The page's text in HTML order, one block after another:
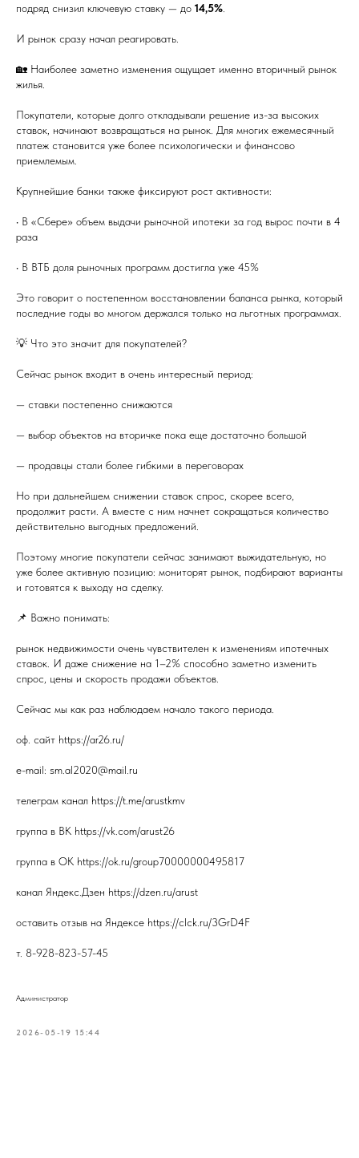
подряд снизил ключевую ставку — до 14,5%
И рынок сразу начал реагировать.
🏡 Наиболее заметно изменения ощущает именно вторичный рынок
жилья.
Покупатели, которые долго откладывали решение из-за высоких
ставок, начинают возвращаться на рынок. Для многих ежемесячный
платеж становится уже более психологически и финансово
приемлемым.
Крупнейшие банки также фиксируют рост активности:
• В «Сбере» объем выдачи рыночной ипотеки за год вырос почти в 4
раза
• В ВТБ доля рыночных программ достигла уже 45%
Это говорит о постепенном восстановлении баланса рынка, который
последние годы во многом держался только на льготных программах.
💡 Что это значит для покупателей?
Сейчас рынок входит в очень интересный период:
— ставки постепенно снижаются
— выбор объектов на вторичке пока еще достаточно большой
— продавцы стали более гибкими в переговорах
Но при дальнейшем снижении ставок спрос, скорее всего,
продолжит расти. А вместе с ним начнет сокращаться количество
действительно выгодных предложений.
Поэтому многие покупатели сейчас занимают выжидательную, но
уже более активную позицию: мониторят рынок, подбирают варианты
и готовятся к выходу на сделку.
📌 Важно понимать:
рынок недвижимости очень чувствителен к изменениям ипотечных
ставок. И даже снижение на 1–2% способно заметно изменить
спрос, цены и скорость продажи объектов.
Сейчас мы как раз наблюдаем начало такого периода.
оф. сайт https://ar26.ru/
e-mail: sm.al2020@mail.ru
телеграм канал https://t.me/arustkmv
группа в ВК https://vk.com/arust26
группа в ОК https://ok.ru/group70000000495817
канал Яндекс.Дзен https://dzen.ru/arust
оставить отзыв на Яндексе https://clck.ru/3GrD4F
т. 8-928-823-57-45
Администратор
2026-05-19 15:44